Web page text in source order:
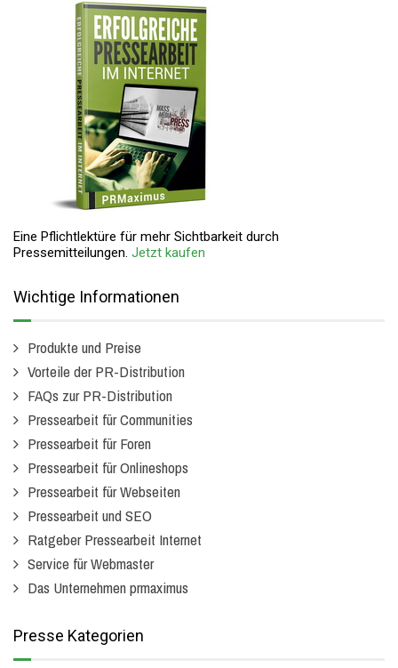
Eine Pflichtlektüre für mehr Sichtbarkeit durch
Pressemitteilungen. Jetzt kaufen
Wichtige Informationen
Produkte und Preise
Vorteile der PR-Distribution
FAQs zur PR-Distribution
Pressearbeit für Communities
Pressearbeit für Foren
Pressearbeit für Onlineshops
Pressearbeit für Webseiten
Pressearbeit und SEO
Ratgeber Pressearbeit Internet
Service für Webmaster
Das Unternehmen prmaximus
Presse Kategorien